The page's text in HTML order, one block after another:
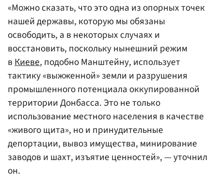
«Можно сказать, что это одна из опорных точек
нашей державы, которую мы обязаны
освободить, а в некоторых случаях и
восстановить, поскольку нынешний режим
вКиеве, подобно Манштейну, использует
тактику «выжженной» земли и разрушения
промышленного потенциала оккупированной
территории Донбасса. Это не только
использование местного населения в качестве
«живого щита», но и принудительные
депортации, вывоз имущества, минирование
заводов и шахт, изъятие ценностей», — уточнил
он.